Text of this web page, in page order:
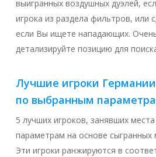
выигранных воздушных дуэлей,
игрока из раздела фильтров, или
если Вы ищете нападающих.
детализируйте позицию для
Лучшие игроки
по выбранным
5 лучших игроков, занявших
параметрам на основе сыгранных
Эти игроки ранжируются в